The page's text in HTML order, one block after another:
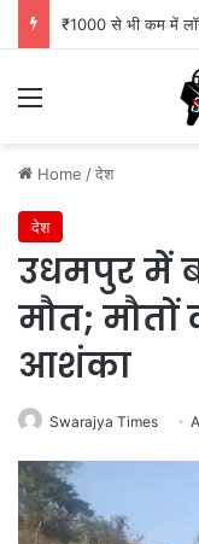
Menu
Home /देश
देश
उधमपुर में
मौत;
आशंका
Swarajya Times